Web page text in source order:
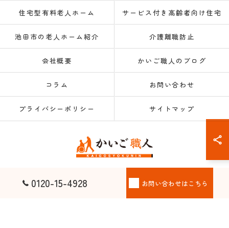
0120-15-4928 お問い合わせはこちら
住宅型有料老人ホーム サービス付き高齢者向け住宅
池田市の老人ホーム紹介 介護離職防止
会社概要 かいご職人のブログ
コラム お問い合わせ
プライバシーポリシー サイトマップ
© 2026 大阪府大阪市の老人ホーム紹介なら株式会社かいご職人 ALL RIGHTS
RESERVED.